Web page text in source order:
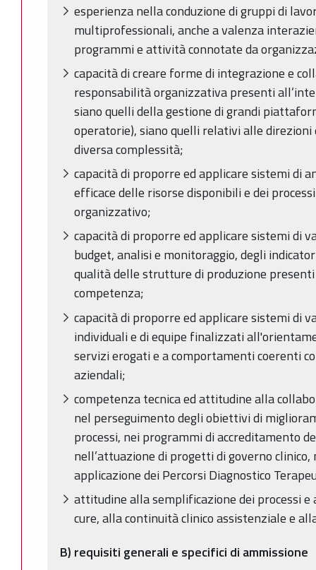
esperienza nella conduzione di gruppi di
multiprofessionali, anche a valenza
programmi e attività connotate da
capacità di creare forme di integrazione e
responsabilità organizzativa presenti
siano quelli della gestione di grandi
operatorie), siano quelli relativi alle
diversa complessità;
capacità di proporre ed applicare sistemi di
efficace delle risorse disponibili e dei
organizzativo;
capacità di proporre ed applicare sistemi di
budget, analisi e monitoraggio, degli
qualità delle strutture di produzione
competenza;
capacità di proporre ed applicare sistemi di
individuali e di equipe finalizzati
servizi erogati e a comportamenti coerenti
aziendali;
competenza tecnica ed attitudine alla
nel perseguimento degli obiettivi di
processi, nei programmi di accreditamento
nell’attuazione di progetti di governo
applicazione dei Percorsi Diagnostico
attitudine alla semplificazione dei processi e
cure, alla continuità clinico assistenziale e
B) requisiti generali e specifici di ammissione